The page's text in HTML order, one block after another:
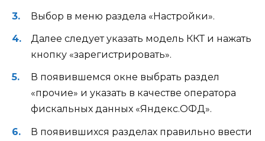
Выбор в меню раздела «Настройки».
Далее следует указать модель ККТ и нажать
кнопку «зарегистрировать».
В появившемся окне выбрать раздел
«прочие» и указать в качестве оператора
фискальных данных «Яндекс.ОФД».
В появившихся разделах правильно ввести